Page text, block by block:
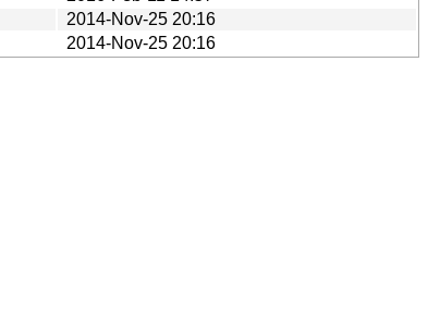
2014-Nov-25 20:16
2014-Nov-25 20:16